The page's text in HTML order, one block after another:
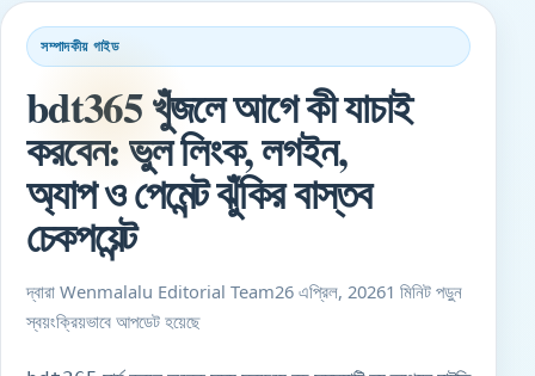
সম্পাদকীয় গাইড
bdt365 খুঁজলে আগে কী যাচাই
করবেন: ভুল লিংক, লগইন,
অ্যাপ ও পেমেন্ট ঝুঁকির বাস্তব
চেকপয়েন্ট
দ্বারা Wenmalalu Editorial Team26 এপ্রিল, 20261 মিনিট পড়ুন
স্বয়ংক্রিয়ভাবে আপডেট হয়েছে